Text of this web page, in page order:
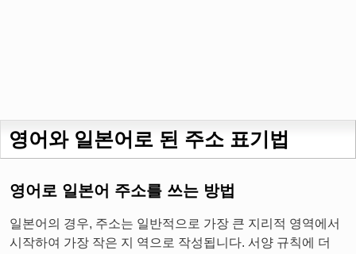
영어와 일본어로 된 주소 표기법
영어로 일본어 주소를 쓰는 방법
일본어의 경우, 주소는 일반적으로 가장 큰 지리적 영역에서
시작하여 가장 작은 지 역으로 작성됩니다. 서양 규칙에 더